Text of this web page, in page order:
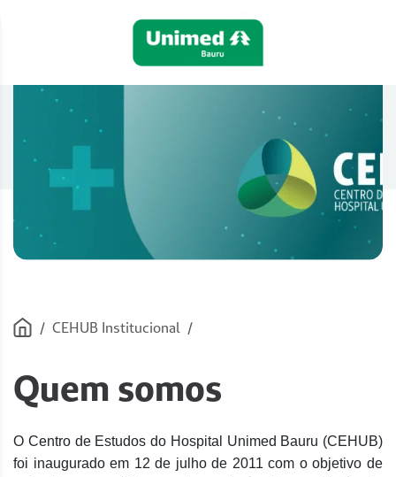
/ CEHUB Institucional /
Quem somos
O Centro de Estudos do Hospital Unimed Bauru (CEHUB)
foi inaugurado em 12 de julho de 2011 com o objetivo de